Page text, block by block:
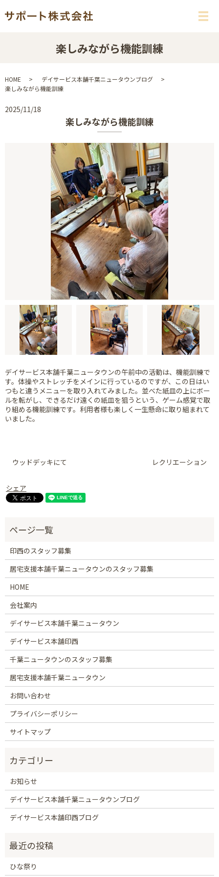
メ
楽しみながら機能訓練
HOME
デイサービス本舗千葉ニュータウンブログ
楽しみながら機能訓練
2025/11/18
楽しみながら機能訓練
デイサービス本舗千葉ニュータウンの午前中の活動は、機能訓練で
す。体操やストレッチをメインに行っているのですが、この日はい
つもと違うメニューを取り入れてみました。並べた紙皿の上にボー
ルを転がし、できるだけ遠くの紙皿を狙うという、ゲーム感覚で取
り組める機能訓練です。利用者様も楽しく一生懸命に取り組まれて
いました。
ウッドデッキにて レクリエーション
シェア
印西のスタッフ募集
居宅支援本舗千葉ニュータウンのスタッフ募集
HOME
会社案内
デイサービス本舗千葉ニュータウン
デイサービス本舗印西
千葉ニュータウンのスタッフ募集
居宅支援本舗千葉ニュータウン
お問い合わせ
プライバシーポリシー
サイトマップ
お知らせ
デイサービス本舗千葉ニュータウンブログ
デイサービス本舗印西ブログ
ひな祭り